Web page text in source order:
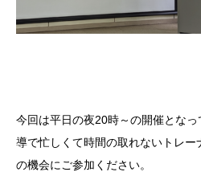
今回は平日の夜20時～の開催とな
導で忙しくて時間の取れないトレー
の機会にご参加ください。